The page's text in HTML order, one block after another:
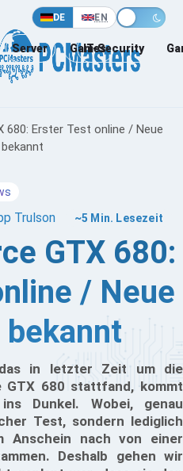
DE EN
Server Games
IT-Security
680: Erster Test online / Neue
Trulson ~5 Min. Lesezeit
GTX 680:
/ Neue
in letzter Zeit um die
GTX 680 stattfand, kommt
Dunkel. Wobei, genau
Test, sondern lediglich
Anschein nach von einer
Deshalb gehen wir